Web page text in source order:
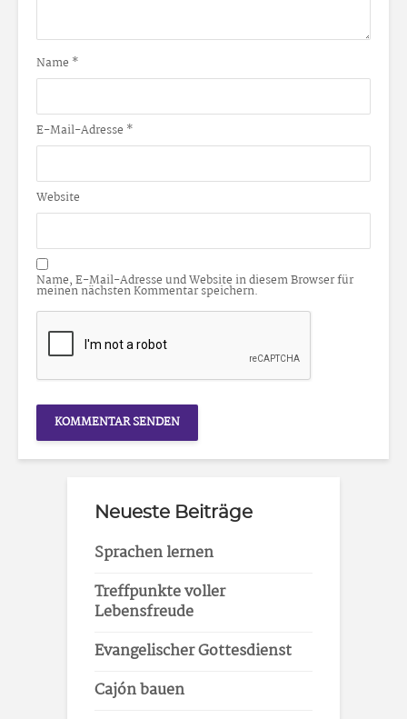
Name *
E-Mail-Adresse *
Website
Name, E-Mail-Adresse und Website in diesem Browser für
meinen nächsten Kommentar speichern.
Neueste Beiträge
Sprachen lernen
Treffpunkte voller
Lebensfreude
Evangelischer Gottesdienst
Cajón bauen